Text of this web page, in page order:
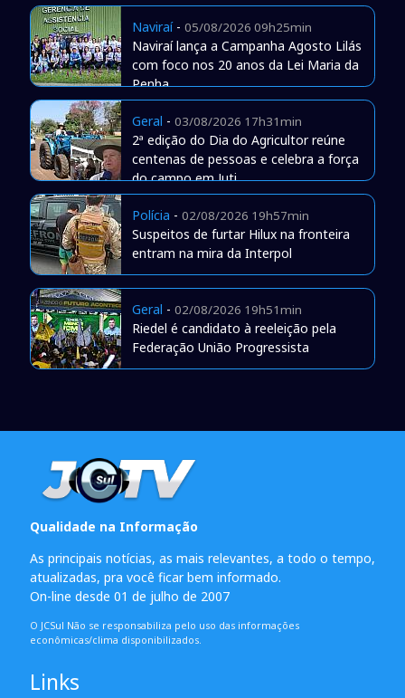
Naviraí- 05/08/2026 09h25min
Naviraí lança a Campanha Agosto Lilás
com foco nos 20 anos da Lei Maria da
Penha
Geral - 03/08/2026 17h31min
2ª edição do Dia do Agricultor reúne
centenas de pessoas e celebra a força
do campo em Juti
Polícia - 02/08/2026 19h57min
Suspeitos de furtar Hilux na fronteira
entram na mira da Interpol
Geral - 02/08/2026 19h51min
Riedel é candidato à reeleição pela
Federação União Progressista
Qualidade na Informação
As principais notícias, as mais relevantes, a todo o tempo,
atualizadas, pra você ficar bem informado.
On-line desde 01 de julho de 2007
O JCSul Não se responsabiliza pelo uso das informações
econômicas/clima disponibilizados.
Links